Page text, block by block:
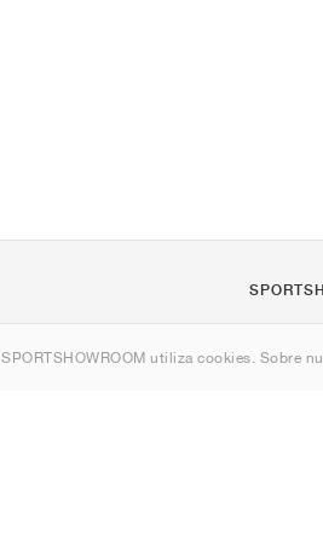
SPORTSHOWROOM utiliza cookies. Sobre
Contacto